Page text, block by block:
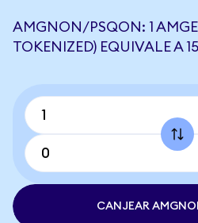
AMGNON/PSQON: 1
TOKENIZED) EQUIVALE A
CANJEAR